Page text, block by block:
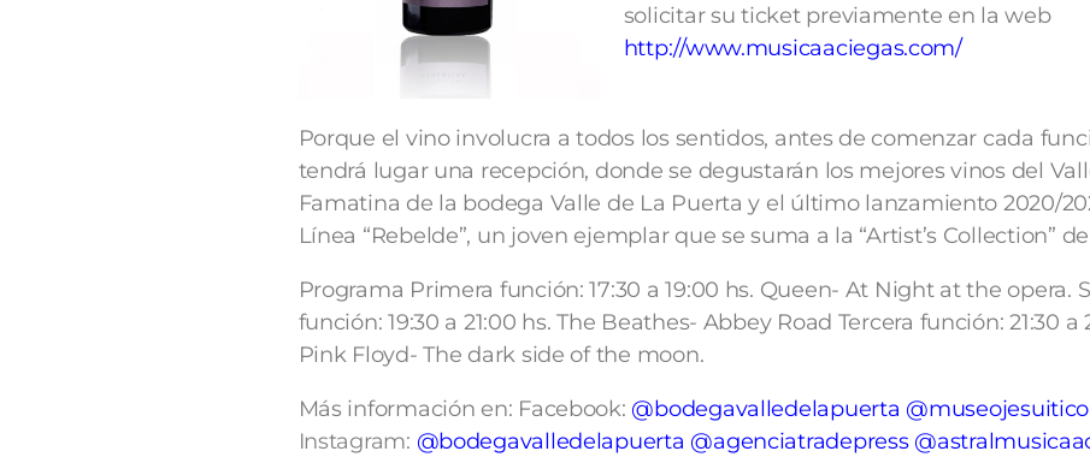
solicitar su ticket previamente en la web
http://www.musicaaciegas.com/
Porque el vino involucra a todos los sentidos, antes de comenzar cada
tendrá lugar una recepción, donde se degustarán los mejores vinos del
Famatina de la bodega Valle de La Puerta y el último lanzamiento 2020/
Línea “Rebelde”, un joven ejemplar que se suma a la “Artist’s Collection”
Programa Primera función: 17:30 a 19:00 hs. Queen- At Night at the opera.
función: 19:30 a 21:00 hs. The Beathes- Abbey Road Tercera función: 21:30 a
Pink Floyd- The dark side of the moon.
Más información en: Facebook: @bodegavalledelapuerta
Instagram: @bodegavalledelapuerta @agenciatradepress